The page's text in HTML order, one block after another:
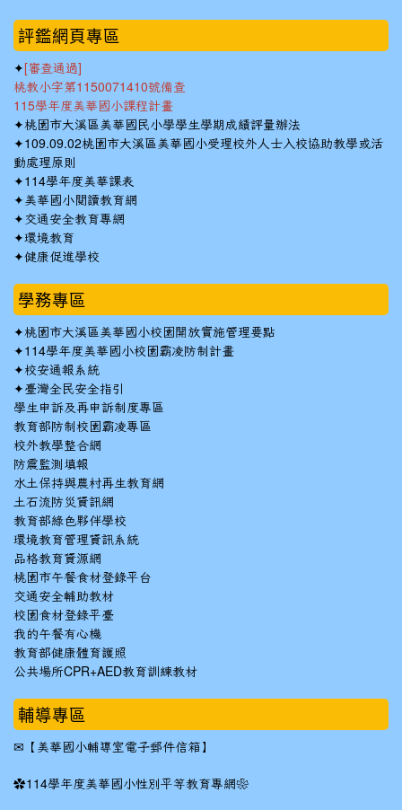
::: 評鑑網頁專區
✦ [審查通過]
桃教小字第1150071410號備查
115學年度美華國小課程計畫
✦桃園市大溪區美華國民小學學生學期成績評量辦法
✦109.09.02桃園市大溪區美華國小受理校外人士入校協助教學或活
動處理原則
✦114學年度美華課表
✦美華國小閱讀教育網
✦ 交通安全教育專網
✦環境教育
✦健康促進學校
學務專區
✦桃園市大溪區美華國小校園開放實施管理要點
✦114學年度美華國小校園霸凌防制計畫
✦校安通報系統
✦臺灣全民安全指引
學生申訴及再申訴制度專區
教育部防制校園霸凌專區
校外教學整合網
防震監測填報
水土保持與農村再生教育網
土石流防災資訊網
教育部綠色夥伴學校
環境教育管理資訊系統
品格教育資源網
桃園市午餐食材登錄平台
交通安全輔助教材
校園食材登錄平臺
我的午餐有心機
教育部健康體育護照
公共場所CPR+AED教育訓練教材
輔導專區
✉ 【美華國小輔導室電子郵件信箱】
✿114學年度美華國小性別平等教育專網❀